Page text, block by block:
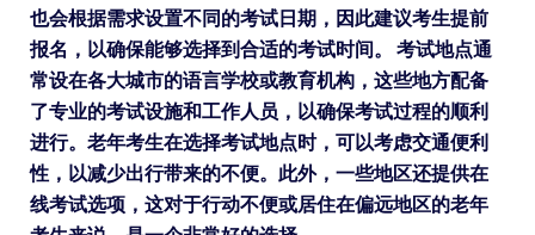
也会根据需求设置不同的考试日期，因此建议考生提前
报名，以确保能够选择到合适的考试时间。 考试地点通
常设在各大城市的语言学校或教育机构，这些地方配备
了专业的考试设施和工作人员，以确保考试过程的顺利
进行。老年考生在选择考试地点时，可以考虑交通便利
性，以减少出行带来的不便。此外，一些地区还提供在
线考试选项，这对于行动不便或居住在偏远地区的老年